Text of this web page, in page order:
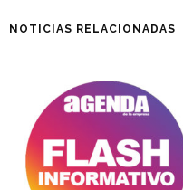
NOTICIAS RELACIONADAS